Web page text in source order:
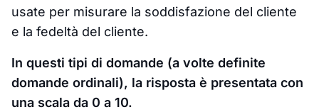
usate per misurare la soddisfazione del cliente
e la fedeltà del cliente.
In questi tipi di domande (a volte definite
domande ordinali), la risposta è presentata con
una scala da 0 a 10.